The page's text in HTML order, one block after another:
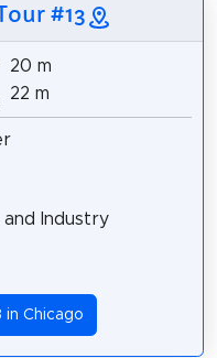
#13
20 m
22 m
Industry
in Chicago